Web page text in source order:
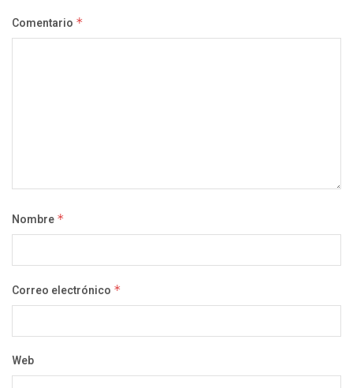
Comentario *
Nombre *
Correo electrónico *
Web